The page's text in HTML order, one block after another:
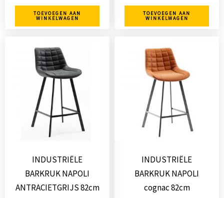
TOEVOEGEN AAN
WINKELWAGEN
TOEVOEGEN AAN
WINKELWAGEN
INDUSTRIËLE
BARKRUK NAPOLI
ANTRACIETGRIJS 82cm
INDUSTRIËLE
BARKRUK NAPOLI
cognac 82cm